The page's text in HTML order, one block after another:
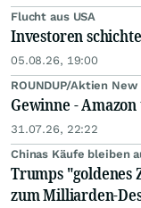
Flucht aus USA
Investoren
05.08.26, 19:00
ROUNDUP/Aktien
Gewinne -
31.07.26, 22:22
Chinas Käufe bleiben
Trumps
zum Milliarden-